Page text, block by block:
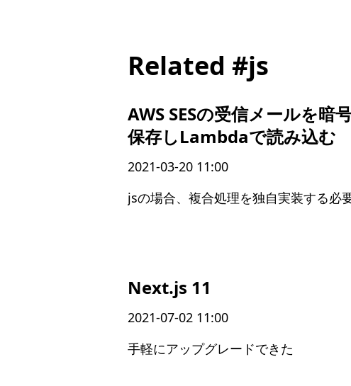
Related #js
AWS SESの受信メールを暗
保存しLambdaで読み込む
2021-03-20 11:00
jsの場合、複合処理を独自実装する必
Next.js 11
2021-07-02 11:00
手軽にアップグレードできた